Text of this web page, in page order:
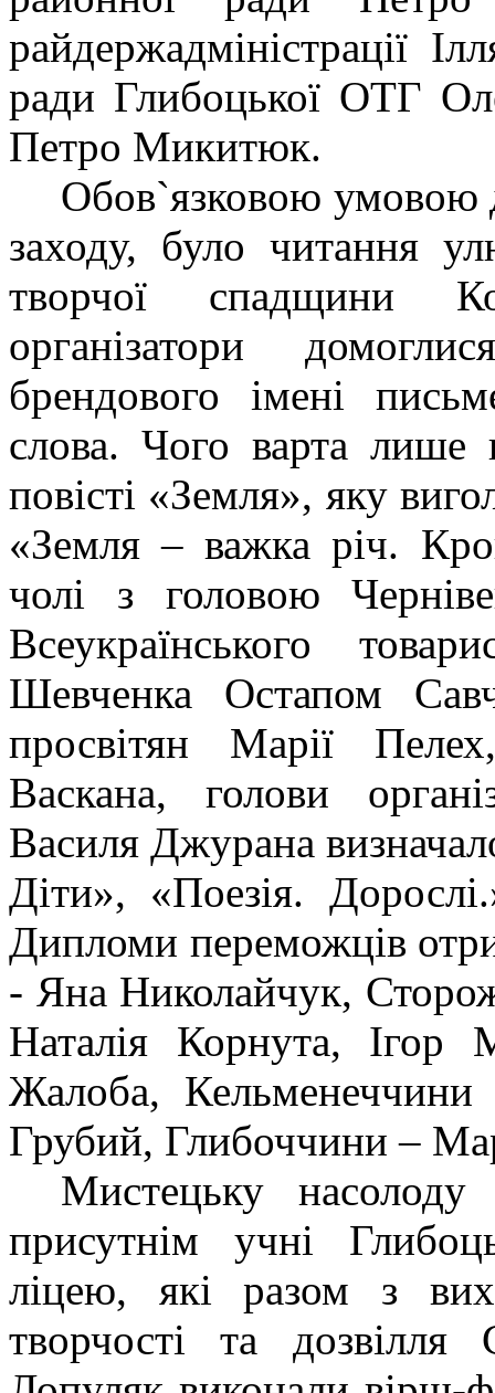
райдержадміністрації
ради Глибоцької ОТГ
Петро Микитюк.
Обов`язковою умовою
заходу, було читання
творчої спадщини
організатори
брендового імені
слова. Чого варта лише
повісті «Земля», яку
«Земля – важка річ.
чолі з головою
Всеукраїнського
Шевченка Остапом
просвітян Марії
Васкана, голови
Василя Джурана
Діти», «Поезія.
Дипломи переможців
- Яна Николайчук,
Наталія Корнута,
Жалоба,
Грубий, Глибоччини –
Мистецьку
присутнім учні
ліцею, які разом з
творчості та